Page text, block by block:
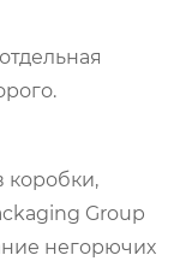
коробки,
Group
негорючих